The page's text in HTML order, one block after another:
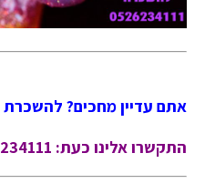
אתם עדיין מחכים?
התקשרו אלינו כעת: 052-6234111